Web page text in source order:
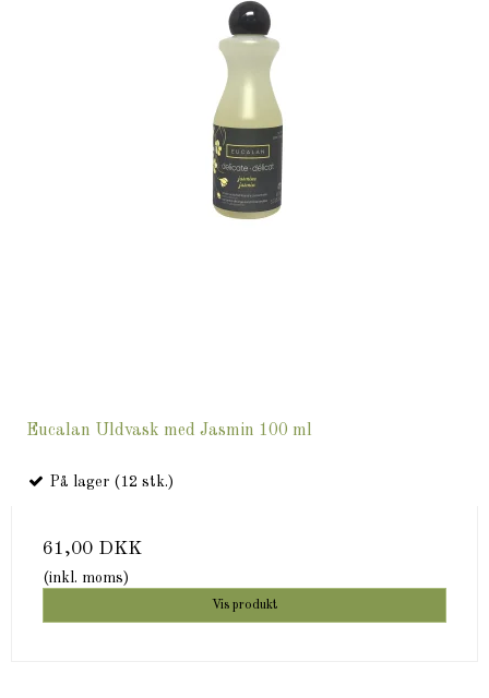
Eucalan Uldvask med Jasmin 100 ml
På lager (12 stk.)
61,00 DKK
(inkl. moms)
Vis produkt